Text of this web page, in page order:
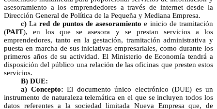
asesoramiento a los emprendedores a través de internet desde la
Dirección General de Política de la Pequeña y Mediana Empresa.
c) Lared de puntos de asesoramiento e inicio de tramitación
(PAIT), en los que se asesora y se prestan servicios a los
emprendedores, tanto en la gestación, tramitación administrativa y
puesta en marcha de sus iniciativas empresariales, como durante los
primeros años de su actividad. El Ministerio de Economía tendrá a
disposición del público una relación de las oficinas que presten estos
servicios.
B) DUE:
a) Concepto: El documento único electrónico (DUE) es un
instrumento de naturaleza telemática en el que se incluyen todos los
datos referentes a la sociedad limitada Nueva Empresa que, de